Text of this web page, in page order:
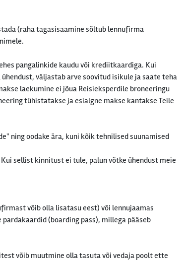
(raha tagasisaamine sõltub lennufirma
pangalinkide kaudu või krediitkaardiga. Kui
väljastab arve soovitud isikule ja saate teha
laekumine ei jõua Reisieksperdile broneeringu
tühistatakse ja esialgne makse kantakse Teile
ning oodake ära, kuni kõik tehnilised suunamised
sellist kinnitust ei tule, palun võtke ühendust meie
võib olla lisatasu eest) või lennujaamas
(boarding pass), millega pääseb
võib muutmine olla tasuta või vedaja poolt ette